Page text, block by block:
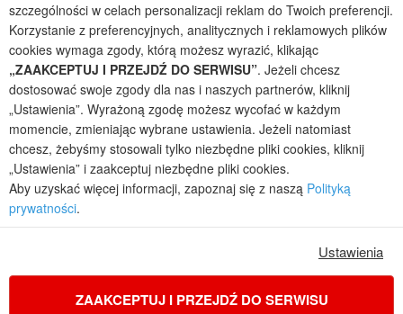
2026 © ARCHON+ Biuro Projektów - Tradycyjne i nowoczesne gotowe
projekty domów - autorska pracownia architektoniczna założona w 1990r.
przez arch. Barbarę Mendel
Z uwagi na ciągłe doskonalenie procesu powstawania projektów (zgodnie z
normą ISO 9001), prezentowane na stronie projekty domów mogą
nieznacznie różnić się od dokumentacji technicznej.
Informujemy, iż w celu optymalizacji treści dostępnych w naszym sklepie,
dostosowania ich do Państwa indywidualnych potrzeb korzystamy z
informacji zapisanych za pomocą plików cookies na urządzeniach
końcowych użytkowników. Pliki cookies użytkownik może kontrolować za
pomocą ustawień swojej przeglądarki internetowej. Dalsze korzystanie z
naszego serwisu internetowego, bez zmiany ustawień przeglądarki
internetowej oznacza, iż użytkownik akceptuje stosowanie plików cookies.
szczególności w celach personalizacji reklam do Twoich preferencji.
Korzystanie z preferencyjnych, analitycznych i reklamowych plików
cookies wymaga zgody, którą możesz wyrazić, klikając
„ZAAKCEPTUJ I PRZEJDŹ DO SERWISU”. Jeżeli chcesz
dostosować swoje zgody dla nas i naszych partnerów, kliknij
„Ustawienia”. Wyrażoną zgodę możesz wycofać w każdym
momencie, zmieniając wybrane ustawienia. Jeżeli natomiast
chcesz, żebyśmy stosowali tylko niezbędne pliki cookies, kliknij
„Ustawienia” i zaakceptuj niezbędne pliki cookies.
Aby uzyskać więcej informacji, zapoznaj się z naszą Polityką
prywatności.
Ustawienia
ZAAKCEPTUJ I PRZEJDŹ DO SERWISU